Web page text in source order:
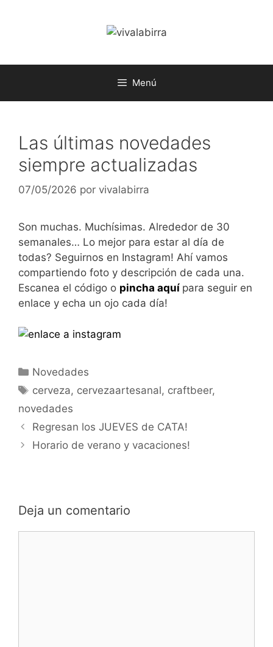
Menú
Las últimas novedades
siempre actualizadas
07/05/2026 por vivalabirra
Son muchas. Muchísimas. Alrededor de 30
semanales… Lo mejor para estar al día de
todas? Seguirnos en Instagram! Ahí vamos
compartiendo foto y descripción de cada una.
Escanea el código o pincha aquí para seguir en
enlace y echa un ojo cada día!
Categorías
Novedades
Etiquetas
cerveza, cervezaartesanal, craftbeer,
novedades
Regresan los JUEVES de CATA!
Horario de verano y vacaciones!
Deja un comentario